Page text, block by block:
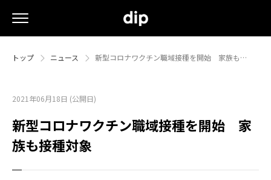
トップ ニュース 新型コロナワクチン職域接種を開始 家族も…
2021年06月18日 (公開日)
新型コロナワクチン職域接種を開始 家
族も接種対象